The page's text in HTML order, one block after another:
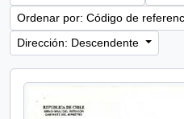
Ordenar por: Código de
Dirección: Descendente